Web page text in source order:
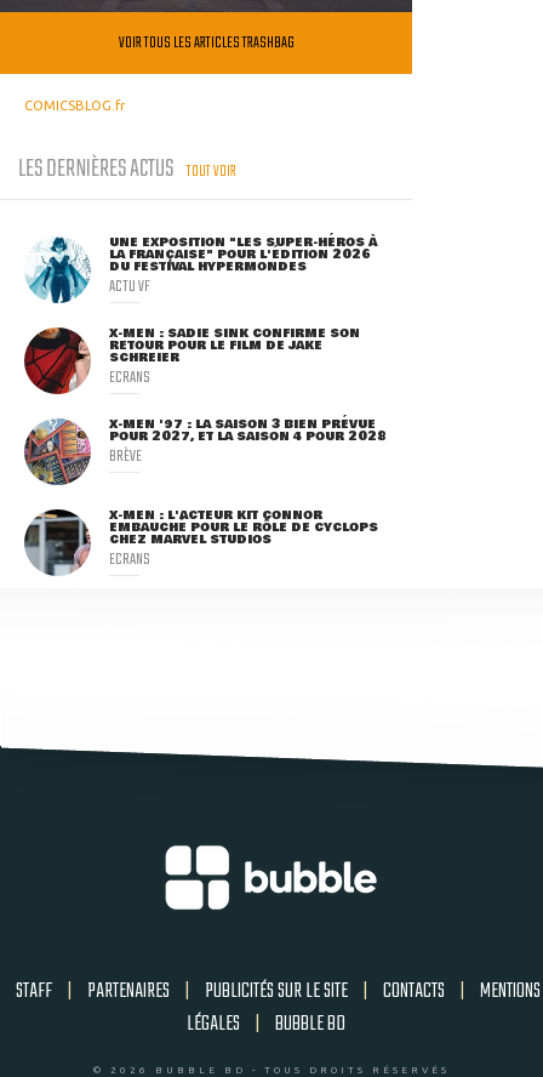
VOIR TOUS LES ARTICLES TRASHBAG
COMICSBLOG.fr
LES DERNIÈRES ACTUS TOUT VOIR
UNE EXPOSITION "LES SUPER-HÉROS À
LA FRANÇAISE" POUR L'ÉDITION 2026
DU FESTIVAL HYPERMONDES
ACTU VF
X-MEN : SADIE SINK CONFIRME SON
RETOUR POUR LE FILM DE JAKE
SCHREIER
ECRANS
X-MEN '97 : LA SAISON 3 BIEN PRÉVUE
POUR 2027, ET LA SAISON 4 POUR 2028
BRÈVE
X-MEN : L'ACTEUR KIT CONNOR
EMBAUCHÉ POUR LE RÔLE DE CYCLOPS
CHEZ MARVEL STUDIOS
ECRANS
STAFF | PARTENAIRES | PUBLICITÉS SUR LE SITE | CONTACTS | MENTIONS
LÉGALES | BUBBLE BD
© 2026 BUBBLE BD - TOUS DROITS RÉSERVÉS